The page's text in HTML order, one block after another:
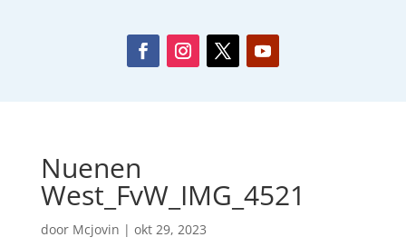
Nuenen
West_FvW_IMG_4521
door Mcjovin | okt 29, 2023